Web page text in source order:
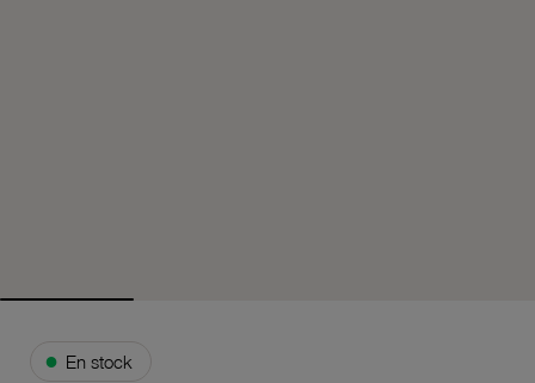
● En stock